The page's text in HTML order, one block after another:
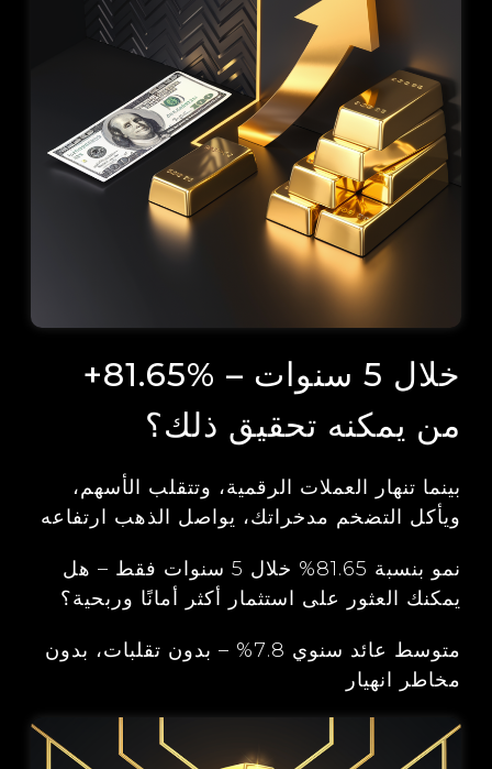
+81.65% خلال 5 سنوات –
من يمكنه تحقيق ذلك؟
بينما تنهار العملات الرقمية، وتتقلب الأسهم،
ويأكل التضخم مدخراتك، يواصل الذهب ارتفاعه
نمو بنسبة 81.65% خلال 5 سنوات فقط – هل
يمكنك العثور على استثمار أكثر أمانًا وربحية؟
متوسط عائد سنوي 7.8% – بدون تقلبات، بدون
مخاطر انهيار